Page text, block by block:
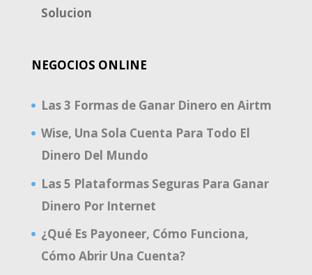
Solucion
NEGOCIOS ONLINE
Las 3 Formas de Ganar Dinero en Airtm
Wise, Una Sola Cuenta Para Todo El
Dinero Del Mundo
Las 5 Plataformas Seguras Para Ganar
Dinero Por Internet
¿Qué Es Payoneer, Cómo Funciona,
Cómo Abrir Una Cuenta?